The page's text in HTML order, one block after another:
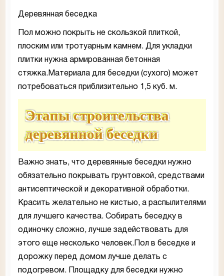
Деревянная беседка
Пол можно покрыть не скользкой плиткой,
плоским или тротуарным камнем. Для укладки
плитки нужна армированная бетонная
стяжка.Материала для беседки (сухого) может
потребоваться приблизительно 1,5 куб. м.
Этапы строительства
деревянной беседки
Важно знать, что деревянные беседки нужно
обязательно покрывать грунтовкой, средствами
антисептической и декоративной обработки.
Красить желательно не кистью, а распылителями
для лучшего качества. Собирать беседку в
одиночку сложно, лучше задействовать для
этого еще несколько человек.Пол в беседке и
дорожку перед домом лучше делать с
подогревом. Площадку для беседки нужно